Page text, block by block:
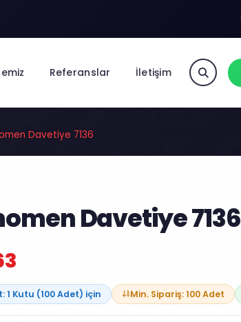
Referanslar İletişim
Davetiye 7136
Davetiye 7136
1 Kutu (100 Adet) için Min. Sipariş: 100 Adet